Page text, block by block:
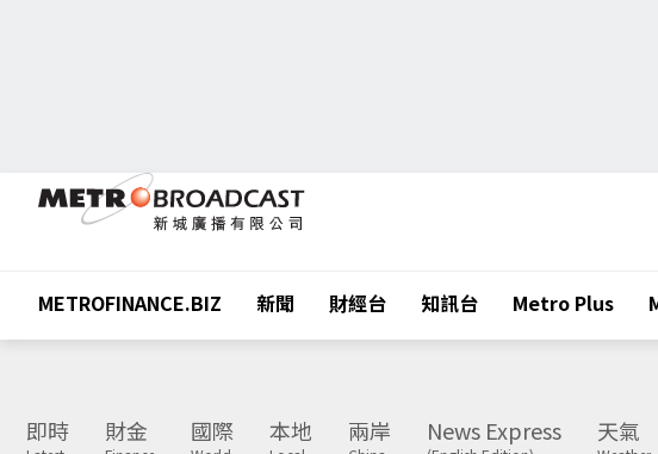
METROFINANCE.BIZ 新聞 財經台 知訊台 Metro Plus
即時 財金 國際 本地 兩岸 News Express 天氣